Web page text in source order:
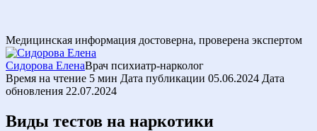
Медицинская информация достоверна, проверена экспертом
Сидорова ЕленаВрач психиатр-нарколог
Время на чтение 5 мин Дата публикации 05.06.2024 Дата
обновления 22.07.2024
Виды тестов на наркотики